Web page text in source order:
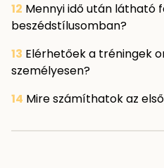
12 Mennyi idő után látható
beszédstílusomban?
13 Elérhetőek a tréningek
személyesen?
14 Mire számíthatok az